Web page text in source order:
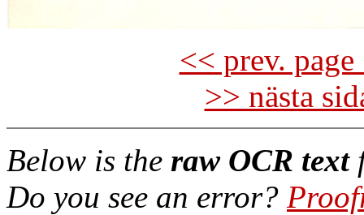
<< prev.
>> nästa
Below is the raw OCR text
Do you see an error?